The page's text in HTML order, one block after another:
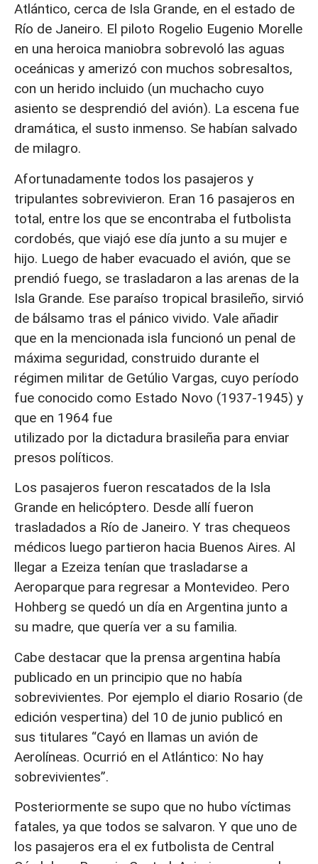
Atlántico, cerca de Isla Grande, en el estado de
Río de Janeiro. El piloto Rogelio Eugenio Morelle
en una heroica maniobra sobrevoló las aguas
oceánicas y amerizó con muchos sobresaltos,
con un herido incluido (un muchacho cuyo
asiento se desprendió del avión). La escena fue
dramática, el susto inmenso. Se habían salvado
de milagro.
Afortunadamente todos los pasajeros y
tripulantes sobrevivieron. Eran 16 pasajeros en
total, entre los que se encontraba el futbolista
cordobés, que viajó ese día junto a su mujer e
hijo. Luego de haber evacuado el avión, que se
prendió fuego, se trasladaron a las arenas de la
Isla Grande. Ese paraíso tropical brasileño, sirvió
de bálsamo tras el pánico vivido. Vale añadir
que en la mencionada isla funcionó un penal de
máxima seguridad, construido durante el
régimen militar de Getúlio Vargas, cuyo período
fue conocido como Estado Novo (1937-1945) y
que en 1964 fue
utilizado por la dictadura brasileña para enviar
presos políticos.
Los pasajeros fueron rescatados de la Isla
Grande en helicóptero. Desde allí fueron
trasladados a Río de Janeiro. Y tras chequeos
médicos luego partieron hacia Buenos Aires. Al
llegar a Ezeiza tenían que trasladarse a
Aeroparque para regresar a Montevideo. Pero
Hohberg se quedó un día en Argentina junto a
su madre, que quería ver a su familia.
Cabe destacar que la prensa argentina había
publicado en un principio que no había
sobrevivientes. Por ejemplo el diario Rosario (de
edición vespertina) del 10 de junio publicó en
sus titulares “Cayó en llamas un avión de
Aerolíneas. Ocurrió en el Atlántico: No hay
sobrevivientes”.
Posteriormente se supo que no hubo víctimas
fatales, ya que todos se salvaron. Y que uno de
los pasajeros era el ex futbolista de Central